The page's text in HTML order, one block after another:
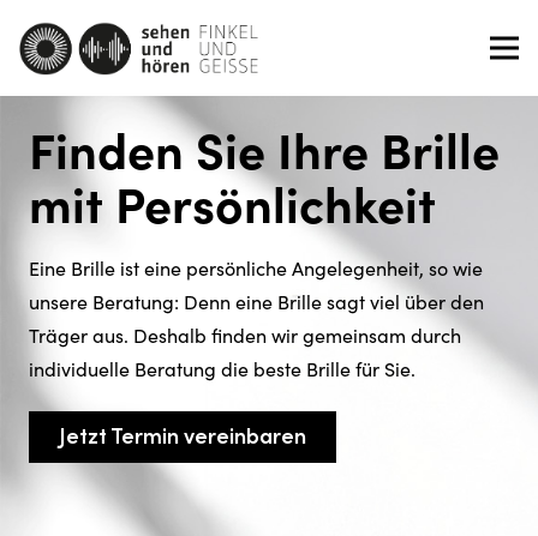
Finden Sie Ihre Brille
mit Persönlichkeit
Eine Brille ist eine persönliche Angelegenheit, so wie
unsere Beratung: Denn eine Brille sagt viel über den
Träger aus. Deshalb finden wir gemeinsam durch
individuelle Beratung die beste Brille für Sie.
Jetzt Termin vereinbaren